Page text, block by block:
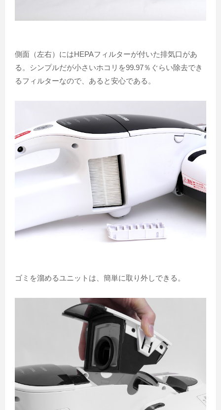
側面（左右）にはHEPAフィルターが付いた排気口があ
る。シンプルだが小さいホコリを99.97％ぐらい除去でき
るフィルターなので、あると安心である。
ゴミを溜めるユニットは、簡単に取り外しできる。